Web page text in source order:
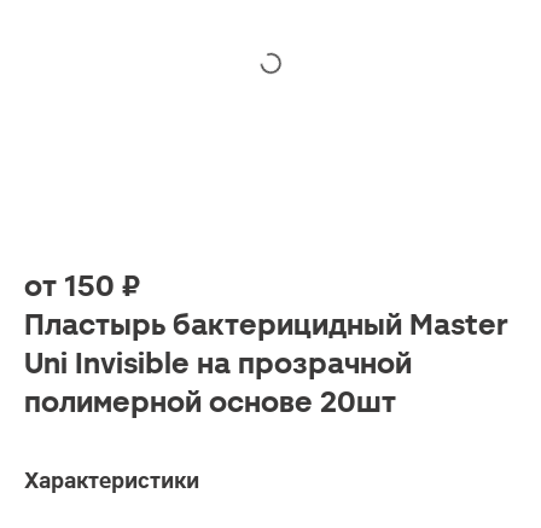
от 150 ₽
Пластырь бактерицидный Master
Uni Invisible на прозрачной
полимерной основе 20шт
Характеристики